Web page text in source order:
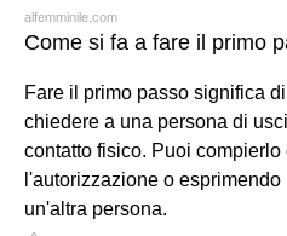
alfemminile.com
Come si fa a fare il primo
Fare il primo passo significa
chiedere a una persona di
contatto fisico. Puoi
l'autorizzazione o
un'altra persona.